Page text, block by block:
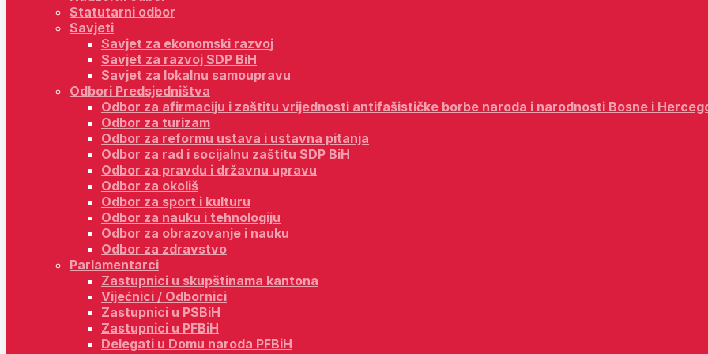
Statutarni odbor
Savjeti
Savjet za ekonomski razvoj
Savjet za razvoj SDP BiH
Savjet za lokalnu samoupravu
Odbori Predsjedništva
Odbor za afirmaciju i zaštitu vrijednosti antifašističke borbe naroda i narodnosti Bosne i
Odbor za turizam
Odbor za reformu ustava i ustavna pitanja
Odbor za rad i socijalnu zaštitu SDP BiH
Odbor za pravdu i državnu upravu
Odbor za okoliš
Odbor za sport i kulturu
Odbor za nauku i tehnologiju
Odbor za obrazovanje i nauku
Odbor za zdravstvo
Parlamentarci
Zastupnici u skupštinama kantona
Vijećnici / Odbornici
Zastupnici u PSBiH
Zastupnici u PFBiH
Delegati u Domu naroda PFBiH